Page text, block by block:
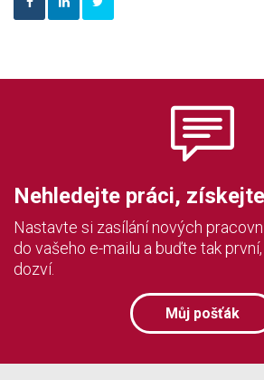
Nehledejte práci,
Nastavte si zasílání nových
do vašeho e-mailu a buďte tak
dozví.
Můj pošťák